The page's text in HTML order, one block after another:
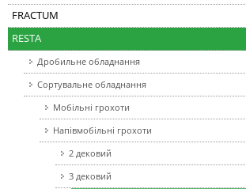
FRACTUM
RESTA
Дробильне обладнання
Сортувальне обладнання
Мобільні грохоти
Напівмобільні грохоти
2 дековий
3 дековий